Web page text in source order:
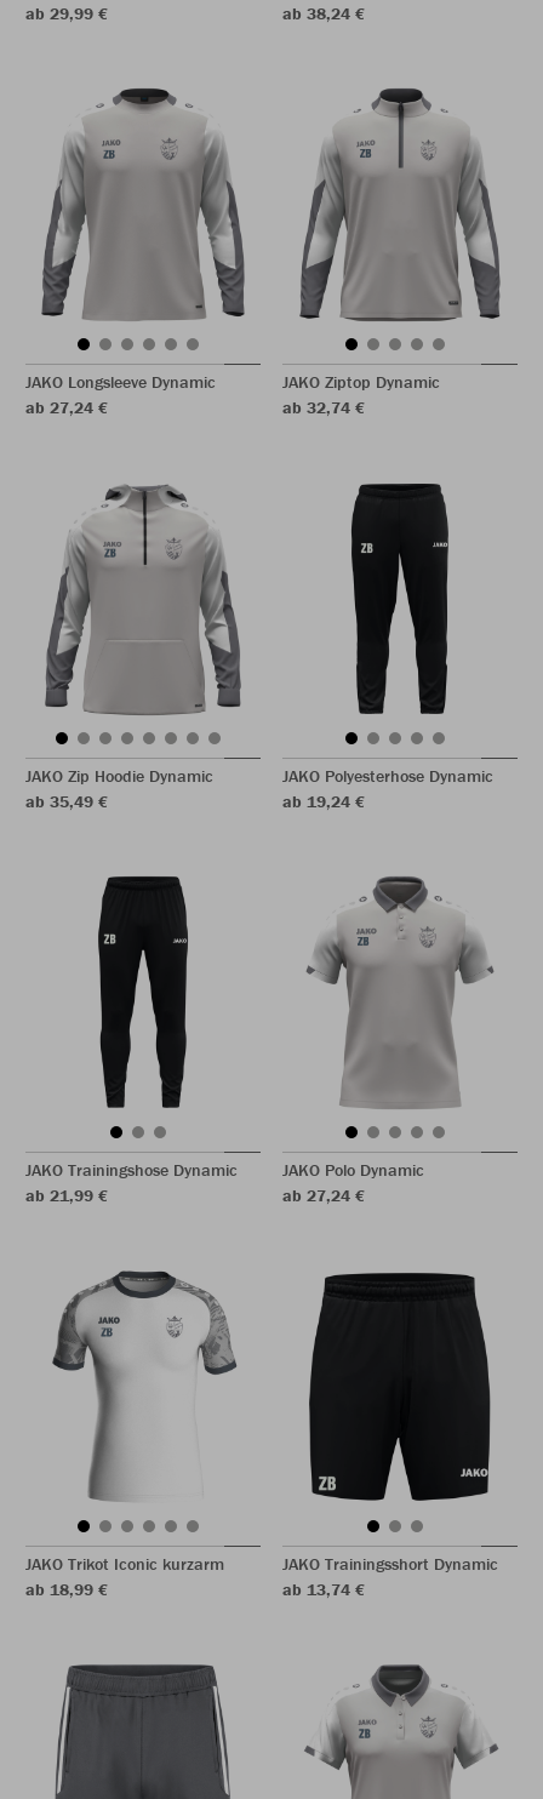
ab 29,99 €
ab 38,24 €
JAKO Longsleeve Dynamic
ab 27,24 €
JAKO Ziptop Dynamic
ab 32,74 €
JAKO Zip Hoodie Dynamic
ab 35,49 €
JAKO Polyesterhose Dynamic
ab 19,24 €
JAKO Trainingshose Dynamic
ab 21,99 €
JAKO Polo Dynamic
ab 27,24 €
JAKO Trikot Iconic kurzarm
ab 18,99 €
JAKO Trainingsshort Dynamic
ab 13,74 €